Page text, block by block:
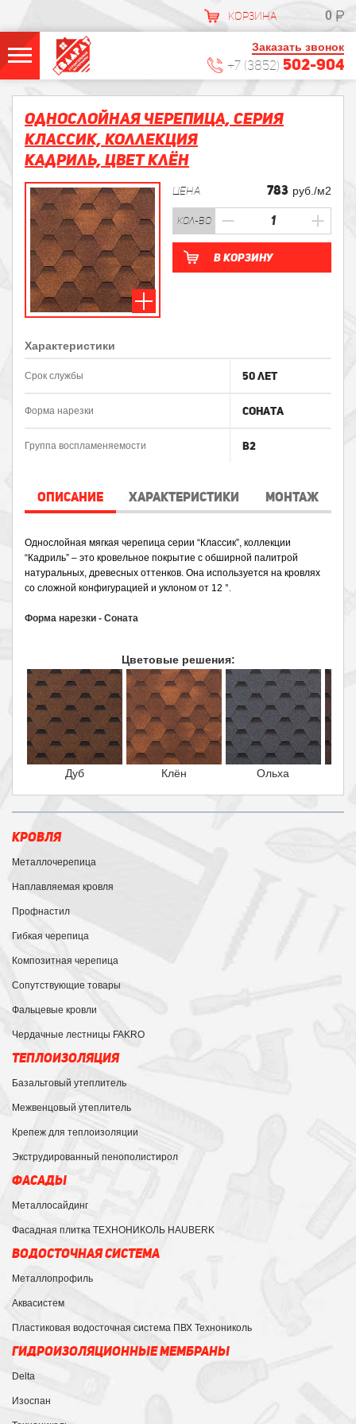
КОРЗИНА 0
Заказать звонок
+7 (3852) 502-904
Однослойная черепица, Серия
КЛАССИК, Коллекция
Кадриль, Цвет Клён
ЦЕНА 783 руб./м2
кол-во
В корзину
Характеристики
Срок службы 50 лет
Форма нарезки Соната
Группа воспламеняемости B2
ОПИСАНИЕ ХАРАКТЕРИСТИКИ МОНТАЖ
Однослойная мягкая черепица серии “Классик”, коллекции
“Кадриль” – это кровельное покрытие с обширной палитрой
натуральных, древесных оттенков. Она используется на кровлях
со сложной конфигурацией и уклоном от 12 °.
Форма нарезки - Соната
Цветовые решения:
Дуб Клён Ольха
КРОВЛЯ
Металлочерепица
Наплавляемая кровля
Профнастил
Гибкая черепица
Композитная черепица
Сопутствующие товары
Фальцевые кровли
Чердачные лестницы FAKRO
ТЕПЛОИЗОЛЯЦИЯ
Базальтовый утеплитель
Межвенцовый утеплитель
Крепеж для теплоизоляции
Экструдированный пенополистирол
ФАСАДЫ
Металлосайдинг
Фасадная плитка ТЕХНОНИКОЛЬ HAUBERK
ВОДОСТОЧНАЯ СИСТЕМА
Металлопрофиль
Аквасистем
Пластиковая водосточная система ПВХ Технониколь
ГИДРОИЗОЛЯЦИОННЫЕ МЕМБРАНЫ
Delta
Изоспан